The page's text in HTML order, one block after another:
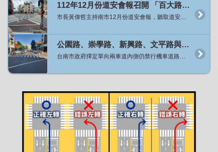
112年12月份道安會報召開 「百大路口安全行動」工程達標 黃市長期勉道安團隊再接再厲
公園路、崇學路、新興路、文平路與安和路試辦內側取消禁行機車與不強制兩段式左轉
台南市政府擇定單向兩車道內側仍禁行機車道路，試辦不強制機車二段左轉績效良好，將再擴大試辦路段，於30日起在公園路、崇學路、新興路、文平路、安和路擴大實施試辦取消內側車道禁行機車、及不強制機車二段左轉，交通局呼籲用路人提高防禦駕駛觀念，確保行車安全。 交通局局長王銘德表示，市長黃偉哲相當重視交通平權相關相關議題，指示應定期追蹤試辦不強制機車二段式左轉成效，如成效良好即應擴大試辦路段與範圍，逐步改善機車合理道路行駛環境。 局長王銘德指出，首先試辦中正路、府前路取消內側車道禁行機車、及不強制機車二段式左轉，依據首月事故數據分析結果，發現交通肇事死傷事故件數計29件，與去年同期40件比較減少27%、與去年每月平均39.1件比較減少25.8%。其中機車涉入的事故件數計28件，與去年同期36件比較減少22%、與去年每月平均35.6件比較減少21.3%。另外肇事原因涉及機車直接左轉的事故件數為2件，肇事原因則都是因為機車在最外側車道直接左轉(俗稱鬼切)。 交通局表示，為擴大蒐集不同行政區試辦數據及兼顧標線調整施工能量，擬分批逐步擴大試辦，其中，日前已將永康區大灣路、富強路一段納入試辦路段，12月30日起將再針對北區、東區、南區、安平區及安南區單向兩車道路段各擇1條。新增試辦路段將包括北區公園路(湯德章公園-公園路1092巷)、東區崇學路(東門路-崇明路)、南區新興路(新興路533巷-新興東路)、安平區文平路(慶平路-健康路)及安南區安和路四、五段(安和路四段538巷-北安路口)，道路總長度達8.2公里共計113處路口，其中號誌化路口數60處、非號誌化路口數53處。試辦措施亦為取消內側車道禁行機車及路口不強制兩段左轉，並同時保留原兩段式左轉待轉區，以供習慣兩段式左轉的駕駛人繼續使用。 試辦期預計自112年12月30日(六)起，交通局將提前3日先派工移除上述路口強制機車兩段式左轉標誌及增設相關指示牌面，該日凌晨起機車即可行駛於上述道路內側車道，並於路口可選擇於內側車道直接左轉或於外側車道進行兩段式左轉。另因陸續刨除路面上超過240組禁行機慢車標字約需2個月工期，故於試辦期開始至路面標字完全刨除前，警察局亦將配合於前述試辦路段不舉發違規行駛禁行機慢車道。 本次試辦路段基本資料如下：北區公園路為標線分隔路型，沿線長度3.2公里共43處路口，其中21處號誌化路口、22處非號誌化路口；東區崇學路為標線分隔路型，沿線長度0.95公里共20處路口，其中8處號誌化路口、12處非號誌化路口；南區新興路為標線分隔路型，沿線長度1.3公里共21處路口，其中9處號誌化路口、12處非號誌化路口；安平區文平路為中央分隔島路型，沿線長度1.6公里共18處路口，其中13處號誌化路口、5處非號誌化路口；安南區安和路四、五段為標線分隔路型，沿線長度1.15公里共11處路口，其中9處號誌化路口、2處非號誌化路口。 另南區新興路在中華西路至新興路533巷間為單向3車道最內側車道禁行機車路型，暫不在這次開放路段範圍內，為了避免銜接路段機車誤駛至最內側禁行機車車道，交通局將研議重新調整車道配置新增附加式左轉專用車道，俟路型調整後再開放機車行駛內側車道及利用左轉車道及左轉時相左轉，以提升機車左轉安全性。車道標線尚未完成調整前，請機車駕駛人注意變換車道勿違規駛入禁行機車車道。 交通局提醒用路人，試辦期間逐步開放路段請汽、機車駕駛人應特別注意用路行為的改變，內側車道汽車切勿有逼車等影響機車駕駛人行車安全之行為；機車則在變換車道前應提早使用方向燈並注意後方來車，選擇要在路口直接左轉的騎士應提前變換到內側車道再左轉，選擇維持兩段式左轉的騎士仍可行駛於外側車道進入待轉區待轉。交通局於試辦期間也將密切監控各路段車流狀況，並持續定期分析試辦路段總事故與機車事故變化、路口左轉事故變化等指標，以作為後續推動之參考依據。市府道安團隊亦將持續加強宣導左轉時安全駕駛行為，俾利駕駛人了解正確用路觀念。